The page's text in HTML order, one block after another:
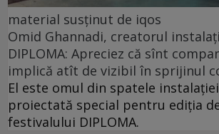
material susținut de iqos
Omid Ghannadi, creatorul
DIPLOMA: Apreciez că sînt
implică atît de vizibil în sprijinul
El este omul din spatele
proiectată special pentru ediția
festivalului DIPLOMA.